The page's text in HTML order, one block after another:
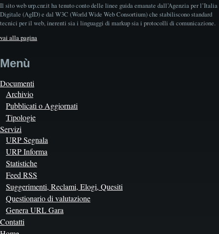
Il sito web urp.cnr.it ha tenuto conto delle linee guida emanate dall’Agenzia per l’Italia
Digitale (AgID) e dal W3C (World Wide Web Consortium) che stabiliscono standard
tecnici per il web, inerenti sia i linguaggi di markup sia i protocolli di comunicazione.
vai alla pagina
Menù
Documenti
Archivio
Pubblicati o Aggiornati
Tipologie
Servizi
URP Segnala
URP Informa
Statistiche
Feed RSS
Suggerimenti, Reclami, Elogi, Quesiti
Questionario di valutazione
Genera URL Gara
Contatti